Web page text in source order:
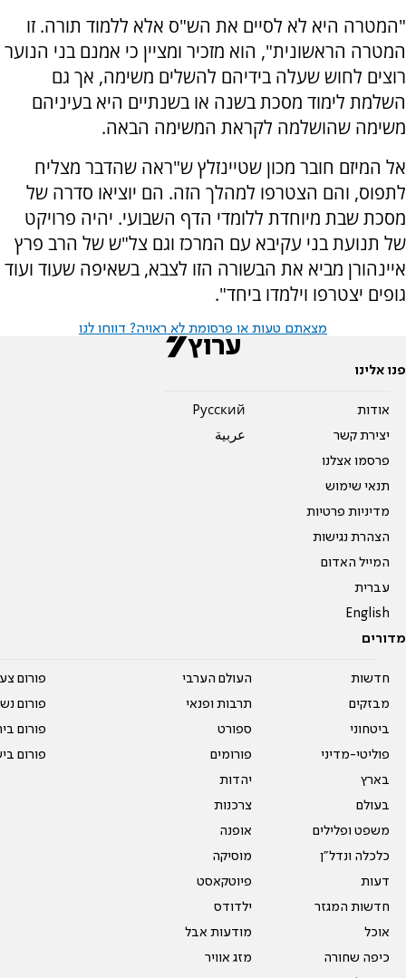
"המטרה היא לא לסיים את הש"ס אלא ללמוד תורה. זו
המטרה הראשונית", הוא מזכיר ומציין כי אמנם בני הנוער
רוצים לחוש שעלה בידיהם להשלים משימה, אך גם
השלמת לימוד מסכת בשנה או בשנתיים היא בעיניהם
משימה שהושלמה לקראת המשימה הבאה.
אל המיזם חובר מכון שטיינזלץ ש"ראה שהדבר מצליח
לתפוס, והם הצטרפו למהלך הזה. הם יוציאו סדרה של
מסכת שבת מיוחדת ללומדי הדף השבועי. יהיה פרויקט
של תנועת בני עקיבא עם המרכז וגם צל"ש של הרב פרץ
איינהורן מביא את הבשורה הזו לצבא, בשאיפה שעוד ועוד
גופים יצטרפו וילמדו ביחד".
מצאתם טעות או פרסומת לא ראויה? דווחו לנו
פנו אלינו
אודות
יצירת קשר
פרסמו אצלנו
תנאי שימוש
מדיניות פרטיות
הצהרת נגישות
המייל האדום
עברית
English
Pусский
عربية
מדורים
חדשות
מבזקים
ביטחוני
פוליטי-מדיני
בארץ
בעולם
משפט ופלילים
כלכלה ונדל"ן
דעות
חדשות המגזר
אוכל
כיפה שחורה
העולם הערבי
תרבות ופנאי
ספורט
פורומים
יהדות
צרכנות
אופנה
מוסיקה
פיוטקאסט
ילדודס
מודעות אבל
מזג אוויר
פורום
פורום
פורום
פורום